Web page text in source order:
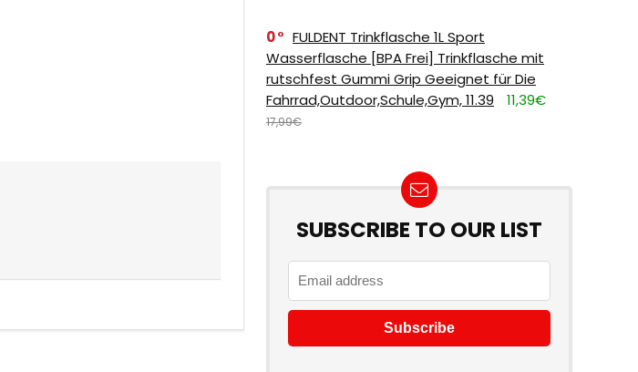
0
FULDENT Trinkflasche 1L Sport
Wasserflasche [BPA Frei] Trinkflasche mit
rutschfest Gummi Grip Geeignet für Die
Fahrrad,Outdoor,Schule,Gym, 11.39
11,39€
17,99€
SUBSCRIBE TO OUR LIST